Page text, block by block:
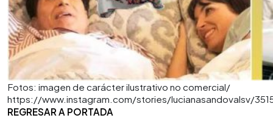
Fotos: imagen de carácter ilustrativo no comercial/
https://www.instagram.com/stories/lucianasandovalsv/
REGRESAR A PORTADA